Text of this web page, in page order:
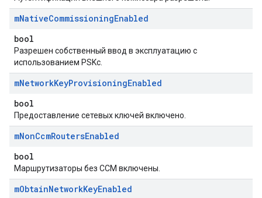
mNativeCommissioningEnabled
bool
Разрешен собственный ввод в эксплуатацию с
использованием PSKc.
mNetworkKeyProvisioningEnabled
bool
Предоставление сетевых ключей включено.
mNonCcmRoutersEnabled
bool
Маршрутизаторы без CCM включены.
mObtainNetworkKeyEnabled